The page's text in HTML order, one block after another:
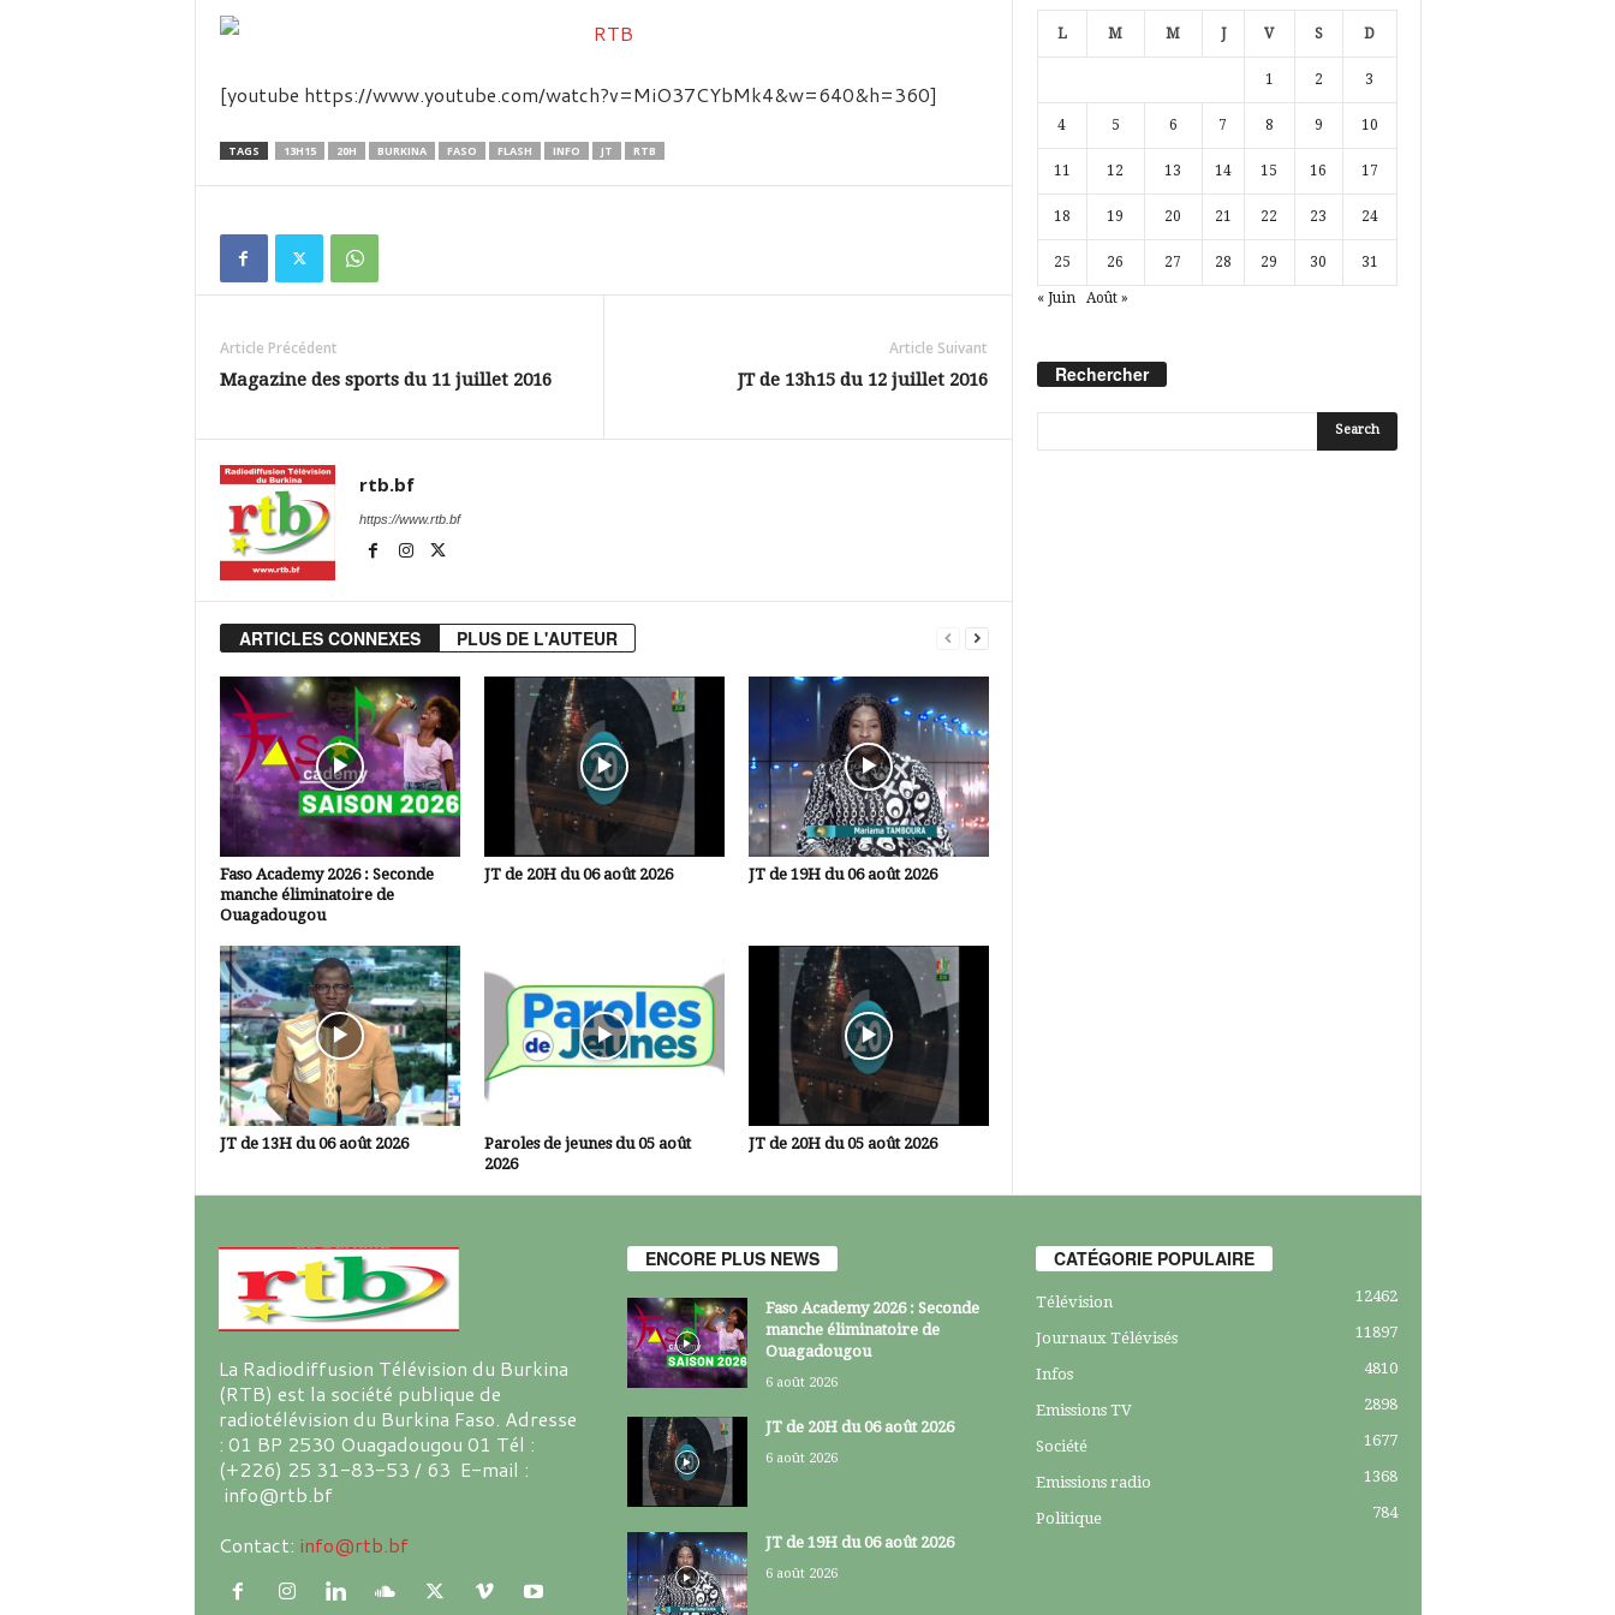
d
k
[youtube https://www.youtube.com/watch?v=MiO37CYbMk4&w=640&h=360]
TAGS 13H15 20H BURKINA FASO FLASH INFO JT RTB
Article Précédent
Magazine des sports du 11 juillet 2016
Article Suivant
JT de 13h15 du 12 juillet 2016
rtb.bf
https://www.rtb.bf
ARTICLES CONNEXES PLUS DE L'AUTEUR
Faso Academy 2026 : Seconde
manche éliminatoire de
Ouagadougou
JT de 20H du 06 août 2026 JT de 19H du 06 août 2026
JT de 13H du 06 août 2026
Paroles de jeunes du 05 août
2026
JT de 20H du 05 août 2026
L M M J V S D
1 2 3
4 5 6 7 8 9 10
11 12 13 14 15 16 17
18 19 20 21 22 23 24
25 26 27 28 29 30 31
« Juin Août »
Rechercher
La Radiodiffusion Télévision du Burkina
(RTB) est la société publique de
radiotélévision du Burkina Faso. Adresse
: 01 BP 2530 Ouagadougou 01 Tél :
(+226) 25 31-83-53 / 63 E-mail :
info@rtb.bf
Contact: info@rtb.bf
ENCORE PLUS NEWS
Faso Academy 2026 : Seconde
manche éliminatoire de
Ouagadougou
6 août 2026
JT de 20H du 06 août 2026
6 août 2026
JT de 19H du 06 août 2026
6 août 2026
CATÉGORIE POPULAIRE
Télévision 12462
Journaux Télévisés 11897
Infos 4810
Emissions TV 2898
Société 1677
Emissions radio 1368
Politique 784